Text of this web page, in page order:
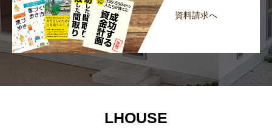
資料請求へ
LHOUSE